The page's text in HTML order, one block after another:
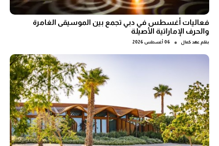
فعاليات أغسطس في دبي تجمع بين الموسيقى الغامرة
والحرف الإماراتية الأصيلة
بقلم عهد كمال ● 06 أغسطس 2026